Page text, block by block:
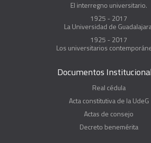
El interregno universitario.
1925 - 2017
La Universidad de
1925 - 2017
Los universitarios
Documentos
Real cédula
Acta constitutiva de la UdeG
Actas de consejo
Decreto benemérita